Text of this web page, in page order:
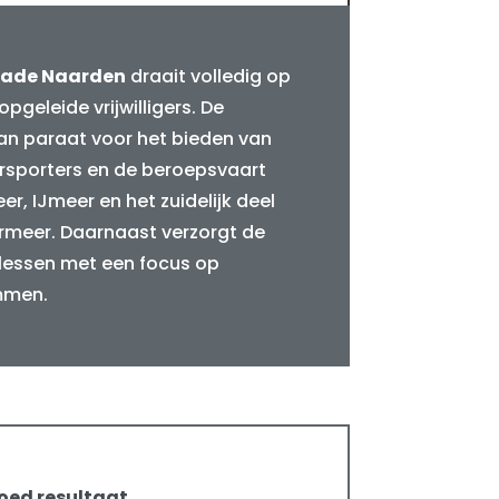
Naarden draait volledig op
vrijwilligers. De
paraat voor het bieden van
en de beroepsvaart
IJmeer en het zuidelijk deel
Daarnaast verzorgt de
met een focus op